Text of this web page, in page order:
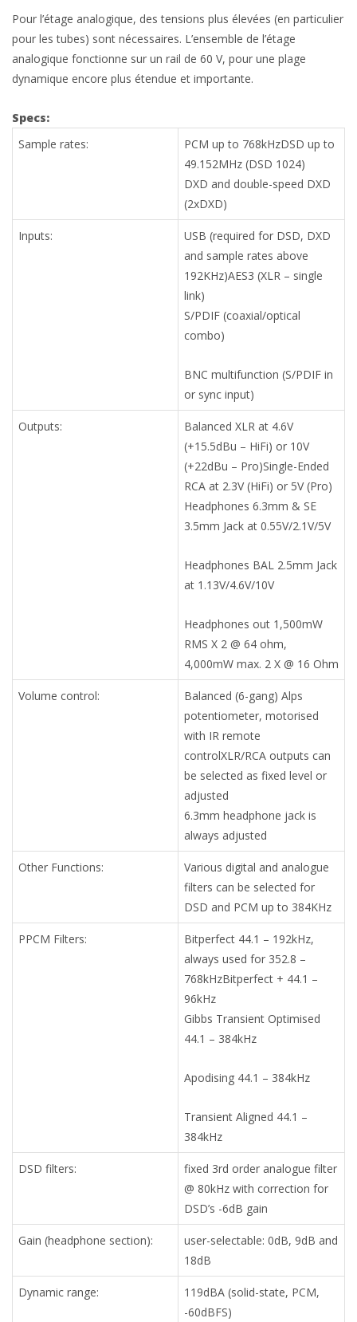
Pour l’étage analogique, des tensions plus élevées (en particulier
pour les tubes) sont nécessaires. L’ensemble de l’étage
analogique fonctionne sur un rail de 60 V, pour une plage
dynamique encore plus étendue et importante.
Specs:
Sample rates:
PCM up to 768kHzDSD up to
49.152MHz (DSD 1024)
DXD and double-speed DXD
(2xDXD)
Inputs:
USB (required for DSD, DXD
and sample rates above
192KHz)AES3 (XLR – single
link)
S/PDIF (coaxial/optical
combo)
BNC multifunction (S/PDIF in
or sync input)
Outputs:
Balanced XLR at 4.6V
(+15.5dBu – HiFi) or 10V
(+22dBu – Pro)Single-Ended
RCA at 2.3V (HiFi) or 5V (Pro)
Headphones 6.3mm & SE
3.5mm Jack at 0.55V/2.1V/5V
Headphones BAL 2.5mm Jack
at 1.13V/4.6V/10V
Headphones out 1,500mW
RMS X 2 @ 64 ohm,
4,000mW max. 2 X @ 16 Ohm
Volume control:
Balanced (6-gang) Alps
potentiometer, motorised
with IR remote
controlXLR/RCA outputs can
be selected as fixed level or
adjusted
6.3mm headphone jack is
always adjusted
Other Functions:
Various digital and analogue
filters can be selected for
DSD and PCM up to 384KHz
PPCM Filters:
Bitperfect 44.1 – 192kHz,
always used for 352.8 –
768kHzBitperfect + 44.1 –
96kHz
Gibbs Transient Optimised
44.1 – 384kHz
Apodising 44.1 – 384kHz
Transient Aligned 44.1 –
384kHz
DSD filters:
fixed 3rd order analogue filter
@ 80kHz with correction for
DSD’s -6dB gain
Gain (headphone section):
user-selectable: 0dB, 9dB and
18dB
Dynamic range:
119dBA (solid-state, PCM,
-60dBFS)